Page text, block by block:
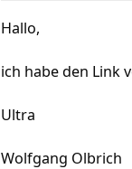
Hallo,
ich habe den Link
Ultra
Wolfgang Olbrich